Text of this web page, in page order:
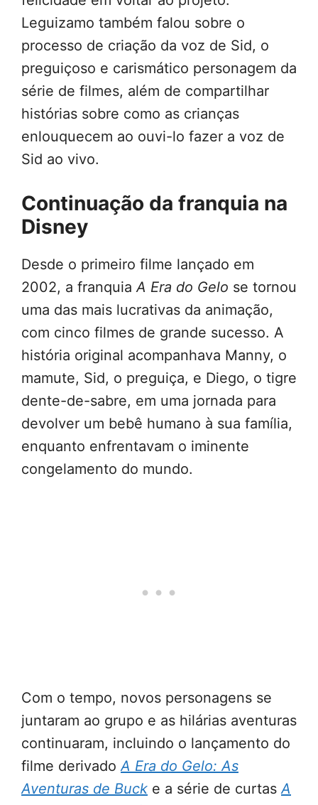
Leguizamo também falou sobre o
processo de criação da voz de Sid, o
preguiçoso e carismático personagem da
série de filmes, além de compartilhar
histórias sobre como as crianças
enlouquecem ao ouvi-lo fazer a voz de
Sid ao vivo.
Continuação da franquia na
Disney
Desde o primeiro filme lançado em
2002, a franquiaA Era do Gelo se tornou
uma das mais lucrativas da animação,
com cinco filmes de grande sucesso. A
história original acompanhava Manny, o
mamute, Sid, o preguiça, e Diego, o tigre
dente-de-sabre, em uma jornada para
devolver um bebê humano à sua família,
enquanto enfrentavam o iminente
congelamento do mundo.
Com o tempo, novos personagens se
juntaram ao grupo e as hilárias aventuras
continuaram, incluindo o lançamento do
filme derivadoA Era do Gelo: As
Aventuras de Buck e a série de curtasA